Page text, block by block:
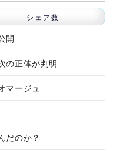
シェア数
開
の正体が判明
マージュ
だのか？